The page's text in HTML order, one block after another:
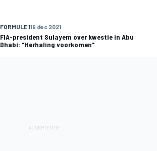
FORMULE 119 dec 2021
FIA-president Sulayem over kwestie in Abu
Dhabi: "Herhaling voorkomen"